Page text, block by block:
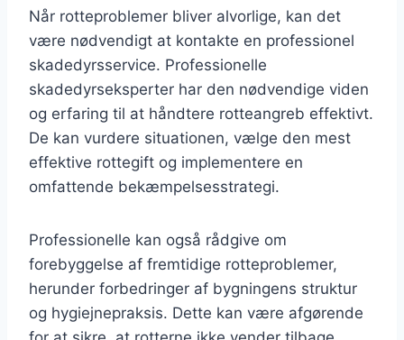
Når rotteproblemer bliver alvorlige, kan det
være nødvendigt at kontakte en professionel
skadedyrsservice. Professionelle
skadedyrseksperter har den nødvendige viden
og erfaring til at håndtere rotteangreb effektivt.
De kan vurdere situationen, vælge den mest
effektive rottegift og implementere en
omfattende bekæmpelsesstrategi.
Professionelle kan også rådgive om
forebyggelse af fremtidige rotteproblemer,
herunder forbedringer af bygningens struktur
og hygiejnepraksis. Dette kan være afgørende